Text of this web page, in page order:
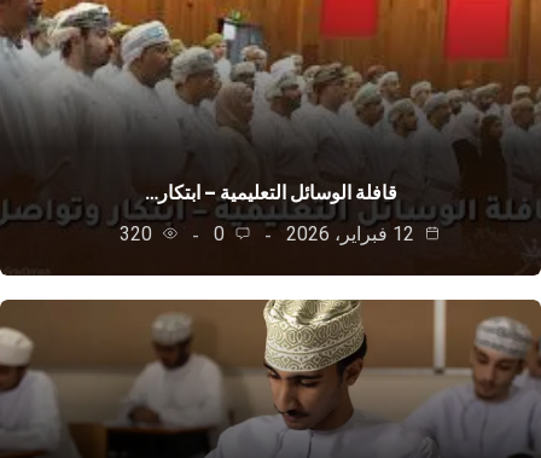
قافلة الوسائل التعليمية – ابتكار…
0
320